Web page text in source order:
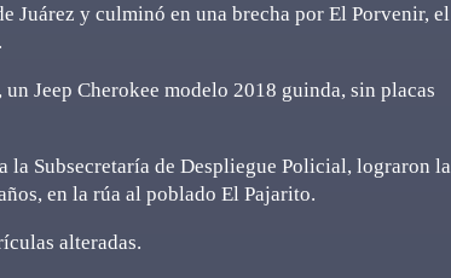
Juárez y culminó en una brecha por El Porvenir, el
Jeep Cherokee modelo 2018 guinda, sin placas
la Subsecretaría de Despliegue Policial, lograron la
en la rúa al poblado El Pajarito.
alteradas.